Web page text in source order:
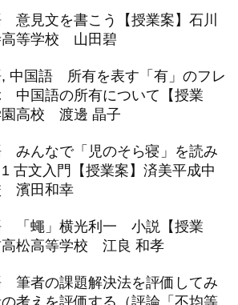
見文を書こう【授業案】石川
高等学校 山田碧
国語 所有を表す「有」のフレ
中国語の所有について【授業
園高校 渡邊 晶子
んなで「児のそら寝」を読み
古文入門【授業案】済美平成中
濱田和幸
蠅」横光利一 小説【授業
高松高等学校 江良 和孝
者の課題解決法を評価してみ
考えを評価する（評論「不均等